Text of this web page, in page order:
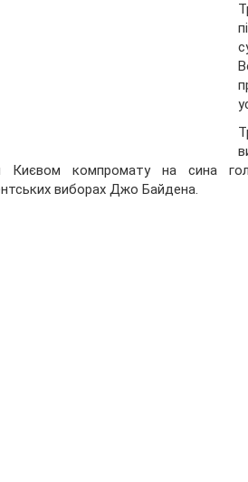
Києвом компромату на сина
виборах Джо Байдена.